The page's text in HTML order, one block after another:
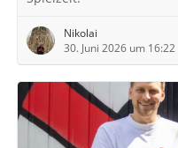
Nikolai
30. Juni 2026 um 16:22